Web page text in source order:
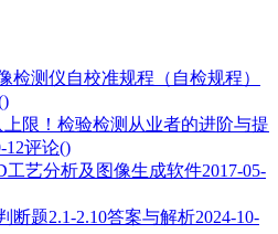
检测仪自校准规程（自检规程）
限！检验检测从业者的进阶与提
12评论()
工艺分析及图像生成软件2017-05-
断题2.1-2.10答案与解析2024-10-